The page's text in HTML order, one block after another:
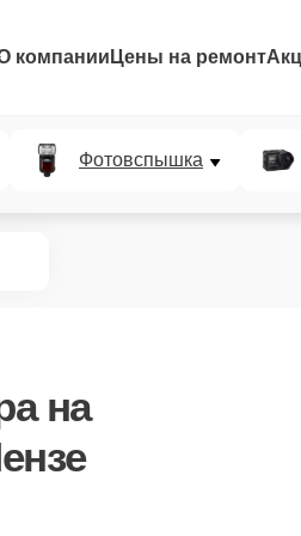
компании Цены на ремонт
Фотовспышка
на